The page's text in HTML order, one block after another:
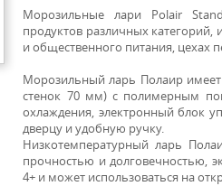
Морозильные лари Polair
продуктов различных
и общественного питания, цехах
Морозильный ларь Полаир
стенок 70 мм) с полимерным
охлаждения, электронный блок
дверцу и удобную ручку.
Низкотемпературный ларь
прочностью и долговечностью,
4+ и может использоваться на